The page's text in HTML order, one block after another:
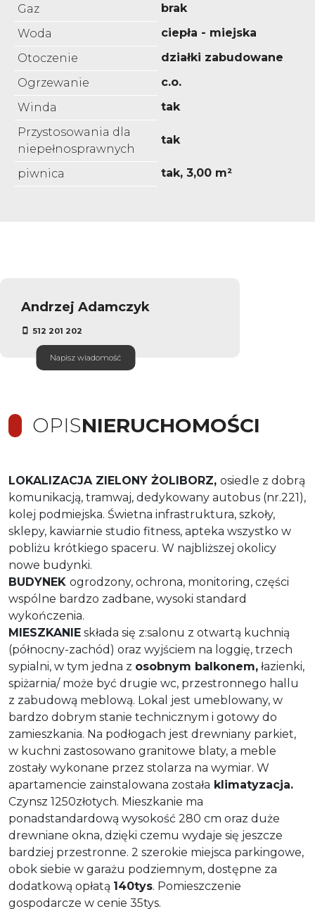
Gaz
brak
Woda
ciepła - miejska
Otoczenie
działki zabudowane
Ogrzewanie
c.o.
Winda
tak
Przystosowania dla
niepełnosprawnych
tak
piwnica tak, 3,00 m²
Andrzej Adamczyk
512 201 202
Napisz wiadomość
OPISNIERUCHOMOŚCI
LOKALIZACJA ZIELONY ŻOLIBORZ, osiedle z dobrą
komunikacją, tramwaj, dedykowany autobus (nr.221),
kolej podmiejska. Świetna infrastruktura, szkoły,
sklepy, kawiarnie studio fitness, apteka wszystko w
pobliżu krótkiego spaceru. W najbliższej okolicy
nowe budynki.
BUDYNEK ogrodzony, ochrona, monitoring, części
wspólne bardzo zadbane, wysoki standard
wykończenia.
MIESZKANIE składa się z:salonu z otwartą kuchnią
(północny-zachód) oraz wyjściem na loggię, trzech
sypialni, w tym jedna z osobnym balkonem, łazienki,
spiżarnia/ może być drugie wc, przestronnego hallu
z zabudową meblową. Lokal jest umeblowany, w
bardzo dobrym stanie technicznym i gotowy do
zamieszkania. Na podłogach jest drewniany parkiet,
w kuchni zastosowano granitowe blaty, a meble
zostały wykonane przez stolarza na wymiar. W
apartamencie zainstalowana została klimatyzacja.
Czynsz 1250złotych. Mieszkanie ma
ponadstandardową wysokość 280 cm oraz duże
drewniane okna, dzięki czemu wydaje się jeszcze
bardziej przestronne. 2 szerokie miejsca parkingowe,
obok siebie w garażu podziemnym, dostępne za
dodatkową opłatą 140tys. Pomieszczenie
gospodarcze w cenie 35tys.